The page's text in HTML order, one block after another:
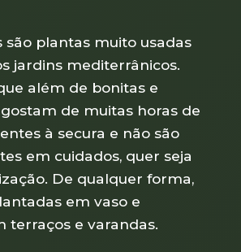
são plantas muito usadas
jardins mediterrânicos.
além de bonitas e
de muitas horas de
à secura e não são
em cuidados, quer seja
De qualquer forma,
em vaso e
terraços e varandas.